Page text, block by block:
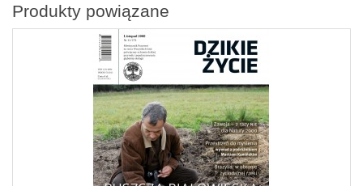
Produkty powiązane